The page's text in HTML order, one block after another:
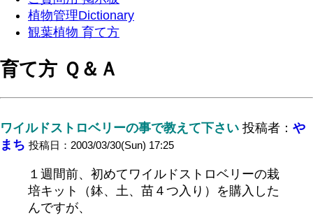
植物管理Dictionary
観葉植物 育て方
育て方 Ｑ＆Ａ
ワイルドストロベリーの事で教えて下さい 投稿者： や
まち 投稿日：2003/03/30(Sun) 17:25
１週間前、初めてワイルドストロベリーの栽
培キット（鉢、土、苗４つ入り）を購入した
んですが、